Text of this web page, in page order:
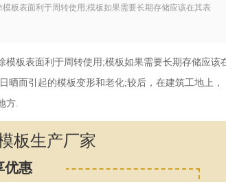
板表面利于周转使用;模板如果需要长期存储应该在其表
板表面利于周转使用;模板如果需要长期存储应该
而引起的模板变形和老化;较后，在建筑工地上，
方.
板生产厂家
优惠